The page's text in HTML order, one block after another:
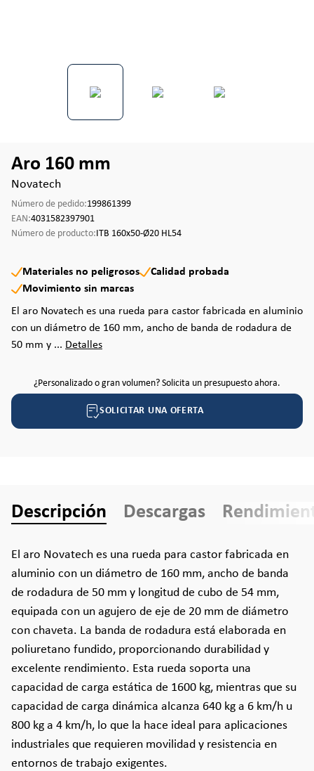
Aro 160 mm
Novatech
Número de pedido:199861399
EAN:4031582397901
Número de producto:ITB 160x50-Ø20 HL54
Materiales no peligrosos
Calidad probada
Movimiento sin marcas
El aro Novatech es una rueda para castor fabricada en aluminio
con un diámetro de 160 mm, ancho de banda de rodadura de
50 mm y ... Detalles
¿Personalizado o gran volumen? Solicita un presupuesto ahora.
SOLICITAR UNA OFERTA
Descripción Descargas
El aro Novatech es una rueda para castor fabricada en
aluminio con un diámetro de 160 mm, ancho de banda
de rodadura de 50 mm y longitud de cubo de 54 mm,
equipada con un agujero de eje de 20 mm de diámetro
con chaveta. La banda de rodadura está elaborada en
poliuretano fundido, proporcionando durabilidad y
excelente rendimiento. Esta rueda soporta una
capacidad de carga estática de 1600 kg, mientras que su
capacidad de carga dinámica alcanza 640 kg a 6 km/h u
800 kg a 4 km/h, lo que la hace ideal para aplicaciones
industriales que requieren movilidad y resistencia en
entornos de trabajo exigentes.